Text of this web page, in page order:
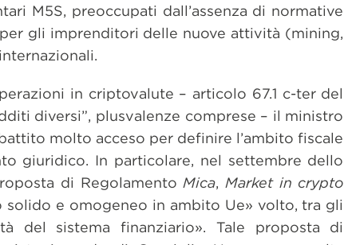
M5S, preoccupati dall’assenza di normative
gli imprenditori delle nuove attività (mining,
in criptovalute – articolo 67.1 c-ter del
diversi”, plusvalenze comprese – il ministro
molto acceso per definire l’ambito fiscale
giuridico. In particolare, nel settembre dello
di Regolamento Mica, Market in crypto
solido e omogeneo in ambito Ue» volto, tra gli
del sistema finanziario». Tale proposta di